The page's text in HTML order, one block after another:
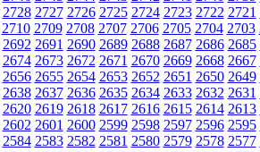
2728 2727 2726 2725 2724 2723 2722 2721
2710 2709 2708 2707 2706 2705 2704 2703
2692 2691 2690 2689 2688 2687 2686 2685
2674 2673 2672 2671 2670 2669 2668 2667
2656 2655 2654 2653 2652 2651 2650 2649
2638 2637 2636 2635 2634 2633 2632 2631
2620 2619 2618 2617 2616 2615 2614 2613
2602 2601 2600 2599 2598 2597 2596 2595
2584 2583 2582 2581 2580 2579 2578 2577